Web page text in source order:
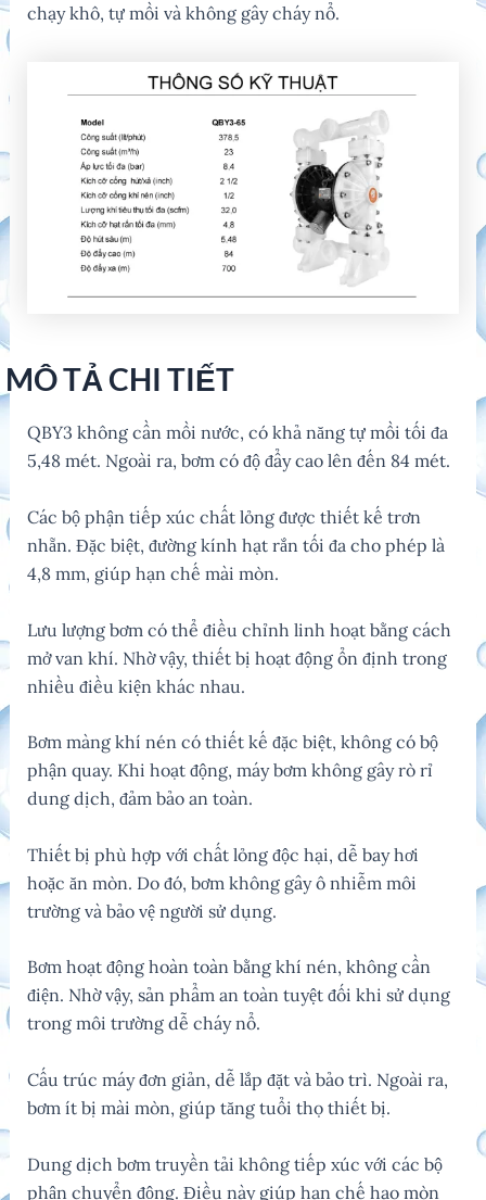
chạy khô, tự mồi và không gây cháy nổ.
MÔ TẢ CHI TIẾT
QBY3 không cần mồi nước, có khả năng tự mồi tối đa
5,48 mét. Ngoài ra, bơm có độ đẩy cao lên đến 84 mét.
Các bộ phận tiếp xúc chất lỏng được thiết kế trơn
nhẵn. Đặc biệt, đường kính hạt rắn tối đa cho phép là
4,8 mm, giúp hạn chế mài mòn.
Lưu lượng bơm có thể điều chỉnh linh hoạt bằng cách
mở van khí. Nhờ vậy, thiết bị hoạt động ổn định trong
nhiều điều kiện khác nhau.
Bơm màng khí nén có thiết kế đặc biệt, không có bộ
phận quay. Khi hoạt động, máy bơm không gây rò rỉ
dung dịch, đảm bảo an toàn.
Thiết bị phù hợp với chất lỏng độc hại, dễ bay hơi
hoặc ăn mòn. Do đó, bơm không gây ô nhiễm môi
trường và bảo vệ người sử dụng.
Bơm hoạt động hoàn toàn bằng khí nén, không cần
điện. Nhờ vậy, sản phẩm an toàn tuyệt đối khi sử dụng
trong môi trường dễ cháy nổ.
Cấu trúc máy đơn giản, dễ lắp đặt và bảo trì. Ngoài ra,
bơm ít bị mài mòn, giúp tăng tuổi thọ thiết bị.
Dung dịch bơm truyền tải không tiếp xúc với các bộ
phận chuyển động. Điều này giúp hạn chế hao mòn